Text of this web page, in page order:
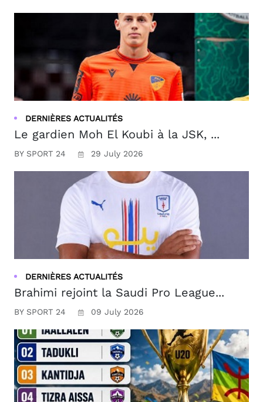
DERNIÈRES ACTUALITÉS
Le gardien Moh El Koubi à la JSK, ...
BY SPORT 24 29 July 2026
DERNIÈRES ACTUALITÉS
Brahimi rejoint la Saudi Pro League...
BY SPORT 24 09 July 2026